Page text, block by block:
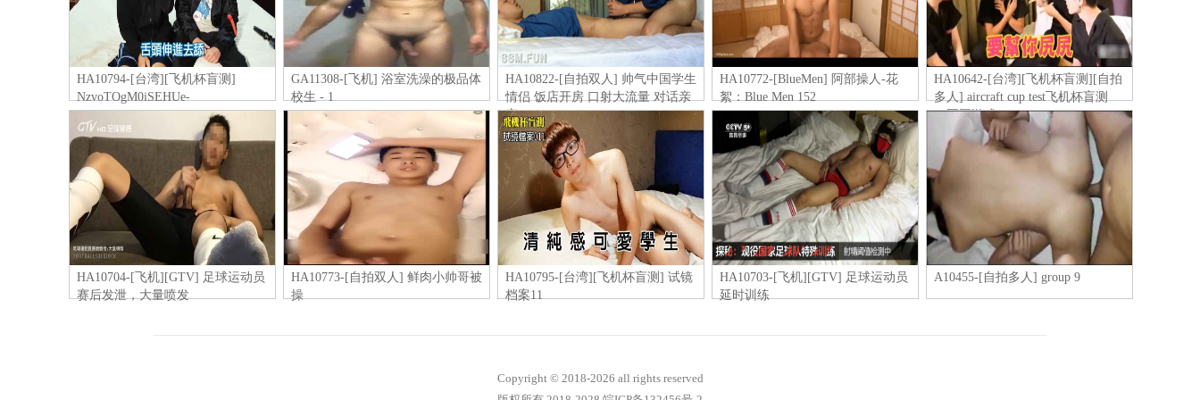
HA10794-[台湾][飞机杯盲测]
NzvoTOgM0iSEHUe-
GA11308-[飞机] 浴室洗澡的极品体
校生 - 1
HA10822-[自拍双人] 帅气中国学生
情侣 饭店开房 口射大流量 对话亲
密
HA10772-[BlueMen] 阿部操人-花
絮：Blue Men 152
HA10642-[台湾][飞机杯盲测][自拍
多人] aircraft cup test飞机杯盲测
（国王游戏）
HA10704-[飞机][GTV] 足球运动员
赛后发泄，大量喷发
HA10773-[自拍双人] 鲜肉小帅哥被
操
HA10795-[台湾][飞机杯盲测] 试镜
档案11
HA10703-[飞机][GTV] 足球运动员
延时训练
A10455-[自拍多人] group 9
Copyright © 2018-2026 all rights reserved